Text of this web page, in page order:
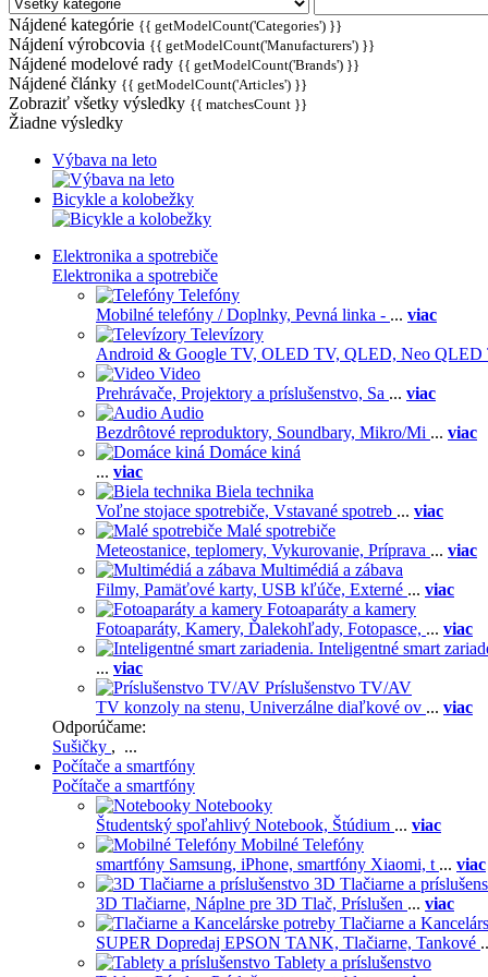
Nájdené kategórie {{ getModelCount('Categories') }}
Nájdení výrobcovia {{ getModelCount('Manufacturers') }}
Nájdené modelové rady {{ getModelCount('Brands') }}
Nájdené články {{ getModelCount('Articles') }}
Zobraziť všetky výsledky {{ matchesCount }}
Žiadne výsledky
Výbava na leto
Bicykle a kolobežky
Elektronika a spotrebiče
Elektronika a spotrebiče
Telefóny
Mobilné telefóny / Doplnky, Pevná linka - ... viac
Televízory
Android & Google TV, OLED TV, QLED, Neo QLED
Video
Prehrávače, Projektory a príslušenstvo, Sa ... viac
Audio
Bezdrôtové reproduktory, Soundbary, Mikro/Mi ... viac
Domáce kiná
... viac
Biela technika
Voľne stojace spotrebiče, Vstavané spotreb ... viac
Malé spotrebiče
Meteostanice, teplomery, Vykurovanie, Príprava ... viac
Multimédiá a zábava
Filmy, Pamäťové karty, USB kľúče, Externé ... viac
Fotoaparáty a kamery
Fotoaparáty, Kamery, Ďalekohľady, Fotopasce, ... viac
Inteligentné smart
... viac
Príslušenstvo TV/AV
TV konzoly na stenu, Univerzálne diaľkové ov ... viac
Odporúčame:
Sušičky , ...
Počítače a smartfóny
Počítače a smartfóny
Notebooky
Študentský spoľahlivý Notebook, Štúdium ... viac
Mobilné Telefóny
smartfóny Samsung, iPhone, smartfóny Xiaomi, t ... viac
3D Tlačiarne a
3D Tlačiarne, Náplne pre 3D Tlač, Príslušen ... viac
Tlačiarne a
SUPER Dopredaj EPSON TANK, Tlačiarne, Tankové
Tablety a príslušenstvo